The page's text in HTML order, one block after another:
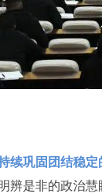
续巩固团结稳
辨是非的政治